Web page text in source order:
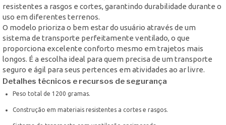
resistentes a rasgos e cortes, garantindo durabilidade durante o
uso em diferentes terrenos.
O modelo prioriza o bem estar do usuário através de um
sistema de transporte perfeitamente ventilado, o que
proporciona excelente conforto mesmo em trajetos mais
longos. É a escolha ideal para quem precisa de um transporte
seguro e ágil para seus pertences em atividades ao ar livre.
Detalhes técnicos e recursos de segurança
Peso total de 1200 gramas.
Construção em materiais resistentes a cortes e rasgos.